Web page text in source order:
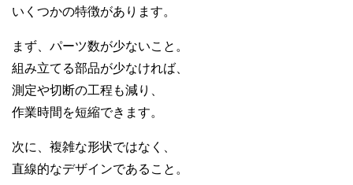
いくつかの特徴があります。
まず、パーツ数が少ないこと。
組み立てる部品が少なければ、
測定や切断の工程も減り、
作業時間を短縮できます。
次に、複雑な形状ではなく、
直線的なデザインであること。